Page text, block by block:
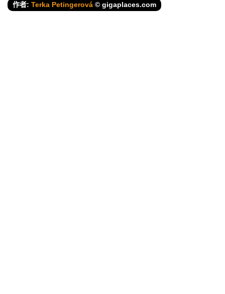
作者: Terka Petingerová © gigaplaces.com